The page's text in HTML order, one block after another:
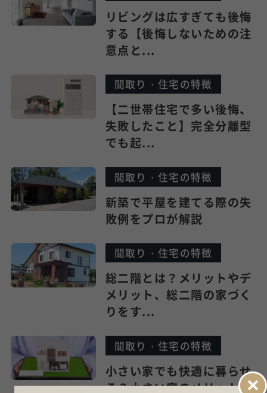
リビングは広すぎても後悔
する【後悔しないための注
意点と...
間取り・住宅の特徴
【二世帯住宅で多い後悔、
失敗したこと】完全分離型
でも起...
間取り・住宅の特徴
新築で平屋を建てる際の失
敗例をプロが解説
間取り・住宅の特徴
総二階とは？メリットやデ
メリット、総二階の家づく
りをす...
間取り・住宅の特徴
小さい家でも快適に暮らせ
る？小さい家のメリット・